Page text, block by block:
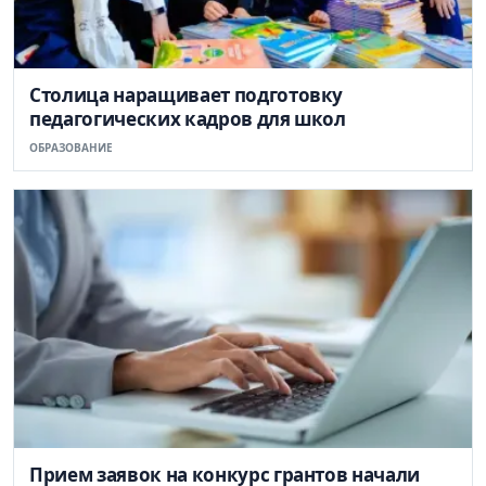
Столица наращивает подготовку
педагогических кадров для школ
ОБРАЗОВАНИЕ
Прием заявок на конкурс грантов начали